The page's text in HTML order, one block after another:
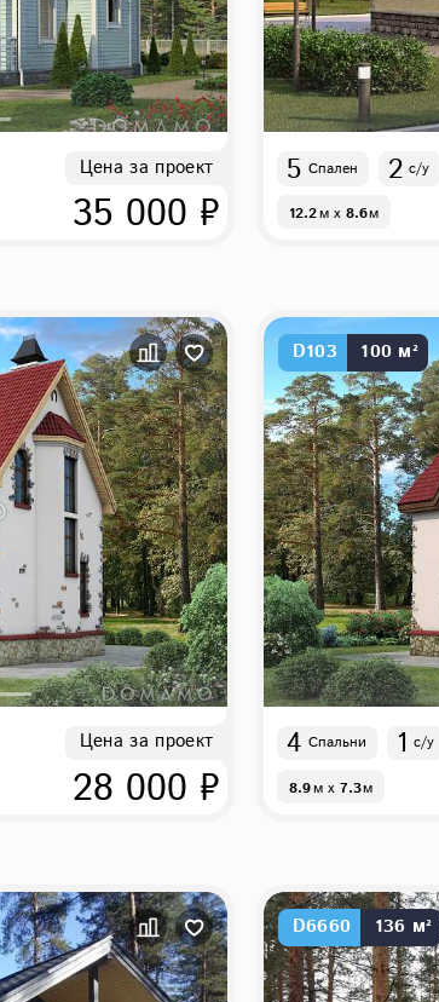
Цена за проект
35 000 ₽
5 Спален 2 с/у
12.2м x 8.6м
Цена за проект
28 000 ₽
D103 100 м²
4 Спальни 1 с/у
8.9м x 7.3м
D6660 136 м²